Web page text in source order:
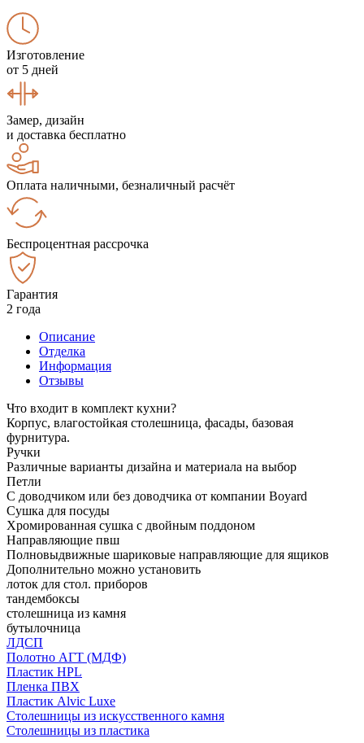
Изготовление
от 5 дней
Замер, дизайн
и доставка бесплатно
Оплата наличными, безналичный расчёт
Беспроцентная рассрочка
Гарантия
2 года
Описание
Отделка
Информация
Отзывы
Что входит в комплект кухни?
Корпус, влагостойкая столешница, фасады, базовая
фурнитура.
Ручки
Различные варианты дизайна и материала на выбор
Петли
С доводчиком или без доводчика от компании Boyard
Сушка для посуды
Хромированная сушка с двойным поддоном
Направляющие пвш
Полновыдвижные шариковые направляющие для ящиков
Дополнительно можно установить
лоток для стол. приборов
тандембоксы
столешница из камня
бутылочница
ЛДСП
Полотно АГТ (МДФ)
Пластик HPL
Пленка ПВХ
Пластик Alvic Luxe
Столешницы из искусственного камня
Столешницы из пластика